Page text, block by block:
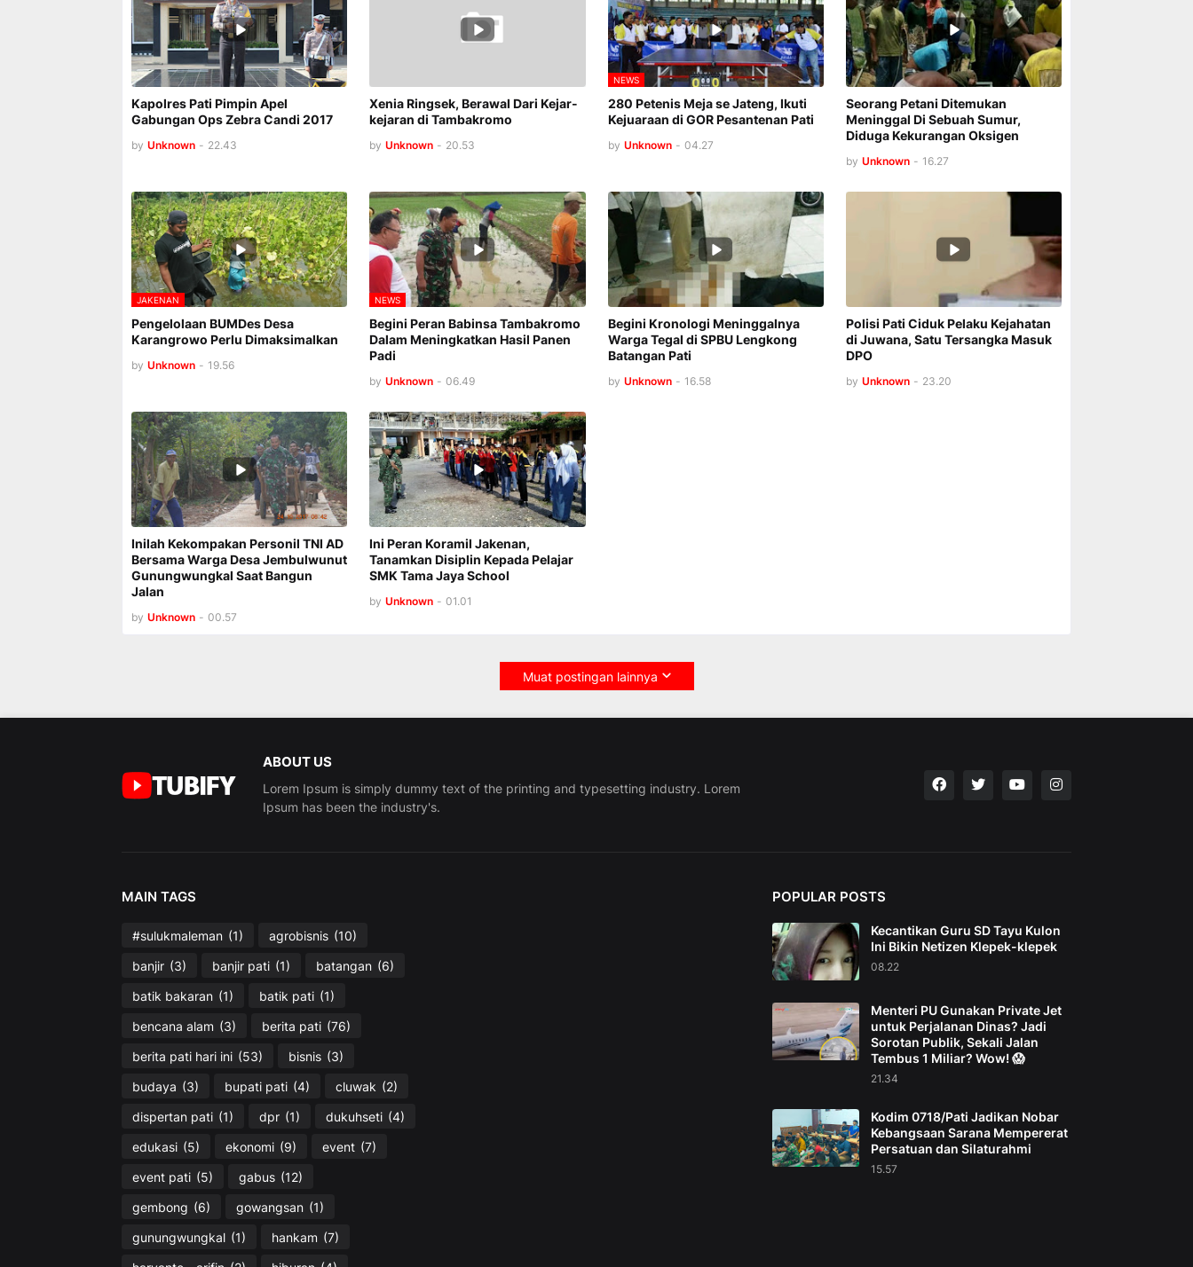
Kapolres Pati Pimpin Apel
Gabungan Ops Zebra Candi 2017
by Unknown - 22.43
Xenia Ringsek, Berawal Dari Kejar-
kejaran di Tambakromo
by Unknown - 20.53
NEWS
280 Petenis Meja se Jateng, Ikuti
Kejuaraan di GOR Pesantenan Pati
by Unknown - 04.27
Seorang Petani Ditemukan
Meninggal Di Sebuah Sumur,
Diduga Kekurangan Oksigen
by Unknown - 16.27
JAKENAN
Pengelolaan BUMDes Desa
Karangrowo Perlu Dimaksimalkan
by Unknown - 19.56
NEWS
Begini Peran Babinsa Tambakromo
Dalam Meningkatkan Hasil Panen
Padi
by Unknown - 06.49
Begini Kronologi Meninggalnya
Warga Tegal di SPBU Lengkong
Batangan Pati
by Unknown - 16.58
Polisi Pati Ciduk Pelaku Kejahatan
di Juwana, Satu Tersangka Masuk
DPO
by Unknown - 23.20
Inilah Kekompakan Personil TNI AD
Bersama Warga Desa Jembulwunut
Gunungwungkal Saat Bangun
Jalan
by Unknown - 00.57
Ini Peran Koramil Jakenan,
Tanamkan Disiplin Kepada Pelajar
SMK Tama Jaya School
by Unknown - 01.01
Muat postingan lainnya
ABOUT US
Lorem Ipsum is simply dummy text of the printing and typesetting industry. Lorem
Ipsum has been the industry's.
MAIN TAGS
#sulukmaleman (1) agrobisnis (10)
banjir (3) banjir pati (1) batangan (6)
batik bakaran (1) batik pati (1)
bencana alam (3) berita pati (76)
berita pati hari ini (53) bisnis (3)
budaya (3) bupati pati (4) cluwak (2)
dispertan pati (1) dpr (1) dukuhseti (4)
edukasi (5) ekonomi (9) event (7)
event pati (5) gabus (12)
gembong (6) gowangsan (1)
gunungwungkal (1) hankam (7)
POPULAR POSTS
Kecantikan Guru SD Tayu Kulon
Ini Bikin Netizen Klepek-klepek
08.22
Menteri PU Gunakan Private Jet
untuk Perjalanan Dinas? Jadi
Sorotan Publik, Sekali Jalan
Tembus 1 Miliar? Wow! 😱
21.34
Kodim 0718/Pati Jadikan Nobar
Kebangsaan Sarana Mempererat
Persatuan dan Silaturahmi
15.57